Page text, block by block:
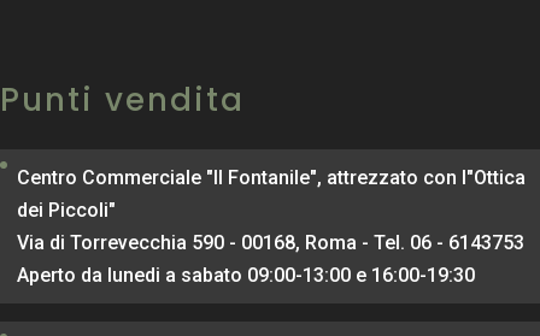
Punti vendita
Centro Commerciale "Il Fontanile", attrezzato con l"Ottica
dei Piccoli"
Via di Torrevecchia 590 - 00168, Roma - Tel. 06 - 6143753
Aperto da lunedi a sabato 09:00-13:00 e 16:00-19:30